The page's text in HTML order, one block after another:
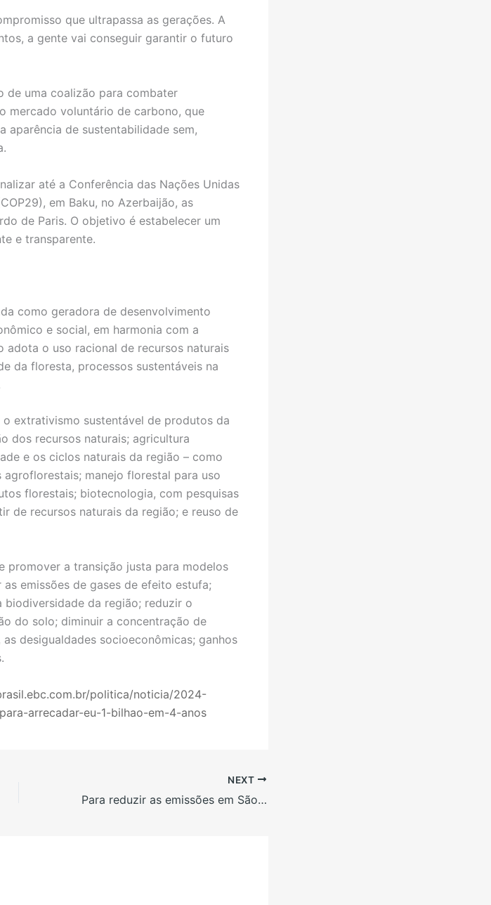
que ultrapassa as gerações. A
a gente vai conseguir garantir o futuro
de uma coalizão para combater
mercado voluntário de carbono, que
aparência de sustentabilidade sem,
até a Conferência das Nações Unidas
em Baku, no Azerbaijão, as
de Paris. O objetivo é estabelecer um
e transparente.
como geradora de desenvolvimento
e social, em harmonia com a
o uso racional de recursos naturais
da floresta, processos sustentáveis na
extrativismo sustentável de produtos da
dos recursos naturais; agricultura
e os ciclos naturais da região – como
manejo florestal para uso
florestais; biotecnologia, com pesquisas
de recursos naturais da região; e reuso de
promover a transição justa para modelos
emissões de gases de efeito estufa;
da região; reduzir o
do solo; diminuir a concentração de
desigualdades socioeconômicas; ganhos
politica/noticia/2024-
arrecadar-eu-1-bilhao-em-4-anos
NEXT
Para reduzir as emissões em São Paulo é preciso intensificar a agricultura e avançar no reflorestamento